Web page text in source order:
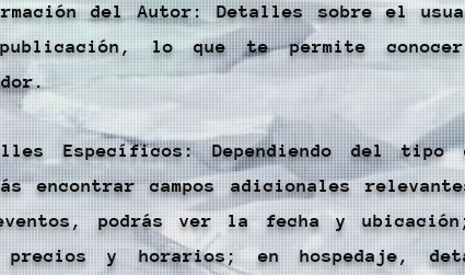
del Autor: Detalles sobre el
lo que te permite
Específicos: Dependiendo del tipo
encontrar campos adicionales
podrás ver la fecha y
y horarios; en hospedaje,